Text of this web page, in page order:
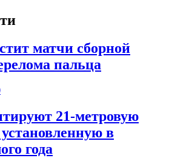
матчи сборной
пальца
21-метровую
в
года